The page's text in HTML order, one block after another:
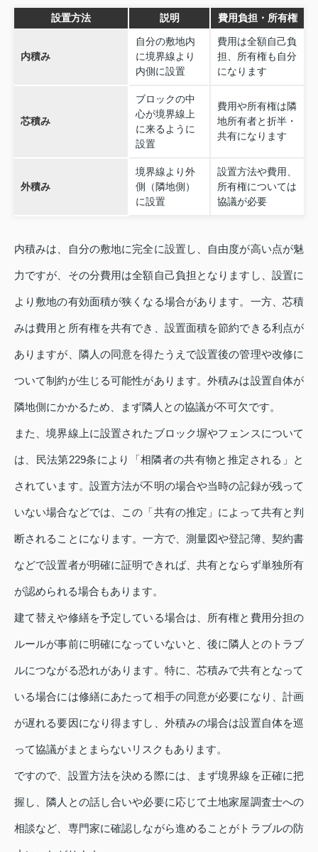
設置方法 説明 費用負担・所有権
内積み
自分の敷地内
に境界線より
内側に設置
費用は全額自己負
担、所有権も自分
になります
芯積み
ブロックの中
心が境界線上
に来るように
設置
費用や所有権は隣
地所有者と折半・
共有になります
外積み
境界線より外
側（隣地側）
に設置
設置方法や費用、
所有権については
協議が必要
内積みは、自分の敷地に完全に設置し、自由度が高い点が魅
力ですが、その分費用は全額自己負担となりますし、設置に
より敷地の有効面積が狭くなる場合があります。一方、芯積
みは費用と所有権を共有でき、設置面積を節約できる利点が
ありますが、隣人の同意を得たうえで設置後の管理や改修に
ついて制約が生じる可能性があります。外積みは設置自体が
隣地側にかかるため、まず隣人との協議が不可欠です。
また、境界線上に設置されたブロック塀やフェンスについて
は、民法第229条により「相隣者の共有物と推定される」と
されています。設置方法が不明の場合や当時の記録が残って
いない場合などでは、この「共有の推定」によって共有と判
断されることになります。一方で、測量図や登記簿、契約書
などで設置者が明確に証明できれば、共有とならず単独所有
が認められる場合もあります。
建て替えや修繕を予定している場合は、所有権と費用分担の
ルールが事前に明確になっていないと、後に隣人とのトラブ
ルにつながる恐れがあります。特に、芯積みで共有となって
いる場合には修繕にあたって相手の同意が必要になり、計画
が遅れる要因になり得ますし、外積みの場合は設置自体を巡
って協議がまとまらないリスクもあります。
ですので、設置方法を決める際には、まず境界線を正確に把
握し、隣人との話し合いや必要に応じて土地家屋調査士への
相談など、専門家に確認しながら進めることがトラブルの防